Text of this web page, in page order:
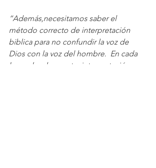
“Además,necesitamos saber el
método correcto de interpretación
biblica para no confundir la voz de
Dios con la voz del hombre.  En cada
lugar donde nuestra interpretación es